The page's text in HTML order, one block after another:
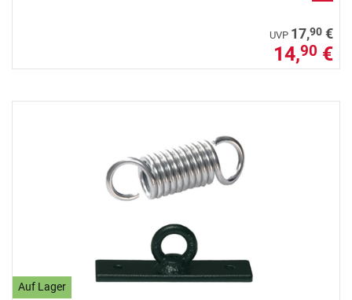
UVP 17,90 €
14,90 €
Auf Lager